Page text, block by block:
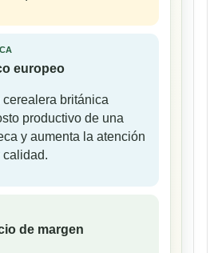
europeo
cerealera británica
productivo de una
y aumenta la atención
calidad.
de margen